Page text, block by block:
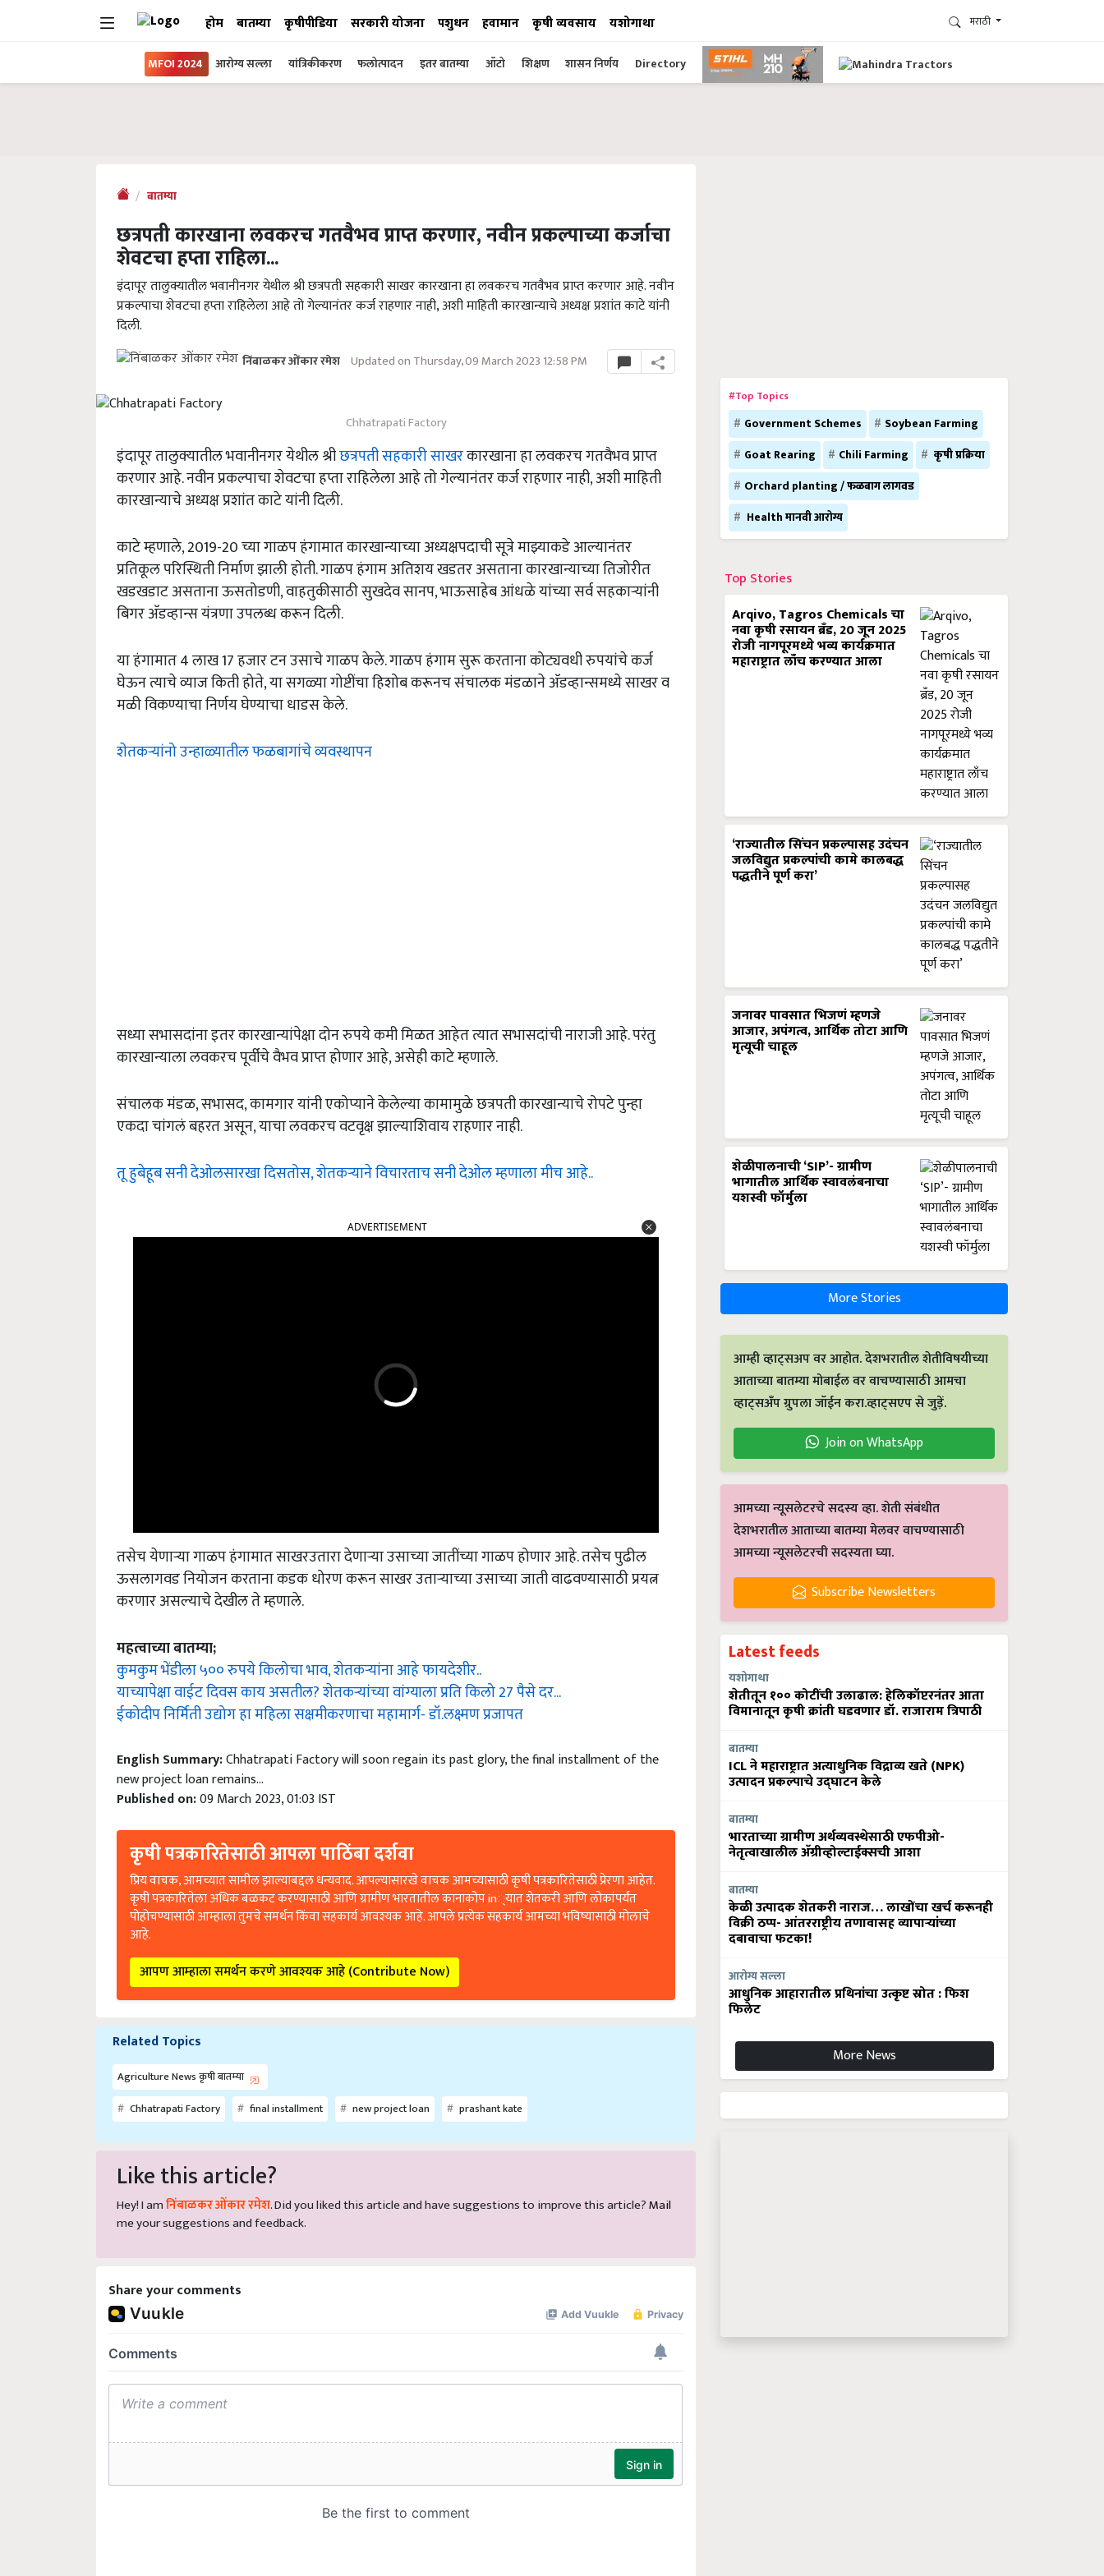
होम बातम्या कृषीपीडिया सरकारी योजना पशुधन हवामान कृषी व्यवसाय यशोगाथा मराठी
MFOI 2024 आरोग्य सल्ला यांत्रिकीकरण फलोत्पादन इतर बातम्या ऑटो शिक्षण शासन निर्णय Directory
बातम्या
छत्रपती कारखाना लवकरच गतवैभव प्राप्त करणार, नवीन प्रकल्पाच्या कर्जाचा
शेवटचा हप्ता राहिला...
इंदापूर तालुक्यातील भवानीनगर येथील श्री छत्रपती सहकारी साखर कारखाना हा लवकरच गतवैभव प्राप्त करणार आहे. नवीन
प्रकल्पाचा शेवटचा हप्ता राहिलेला आहे तो गेल्यानंतर कर्ज राहणार नाही, अशी माहिती कारखान्याचे अध्यक्ष प्रशांत काटे यांनी
दिली.
निंबाळकर ओंकार रमेश Updated on Thursday, 09 March 2023 12:58 PM
Chhatrapati Factory
इंदापूर तालुक्यातील भवानीनगर येथील श्रीछत्रपती सहकारी साखरकारखाना हा लवकरच गतवैभव प्राप्त
करणार आहे. नवीन प्रकल्पाचा शेवटचा हप्ता राहिलेला आहे तो गेल्यानंतर कर्ज राहणार नाही, अशी माहिती
कारखान्याचे अध्यक्ष प्रशांत काटे यांनी दिली.
काटे म्हणाले, 2019-20 च्या गाळप हंगामात कारखान्याच्या अध्यक्षपदाची सूत्रे माझ्याकडे आल्यानंतर
प्रतिकूल परिस्थिती निर्माण झाली होती. गाळप हंगाम अतिशय खडतर असताना कारखान्याच्या तिजोरीत
खडखडाट असताना ऊसतोडणी, वाहतुकीसाठी सुखदेव सानप, भाऊसाहेब आंधळे यांच्या सर्व सहकार्‍यांनी
बिगर अ‍ॅडव्हान्स यंत्रणा उपलब्ध करून दिली.
या हंगामात 4 लाख 17 हजार टन उसाचे गाळप केले. गाळप हंगाम सुरू करताना कोट्यवधी रुपयांचे कर्ज
घेऊन त्याचे व्याज किती होते, या सगळ्या गोष्टींचा हिशोब करूनच संचालक मंडळाने अ‍ॅडव्हान्समध्ये साखर व
मळी विकण्याचा निर्णय घेण्याचा धाडस केले.
शेतकऱ्यांनो उन्हाळ्यातील फळबागांचे व्यवस्थापन
सध्या सभासदांना इतर कारखान्यांपेक्षा दोन रुपये कमी मिळत आहेत त्यात सभासदांची नाराजी आहे. परंतु
कारखान्याला लवकरच पूर्वीचे वैभव प्राप्त होणार आहे, असेही काटे म्हणाले.
संचालक मंडळ, सभासद, कामगार यांनी एकोप्याने केलेल्या कामामुळे छत्रपती कारखान्याचे रोपटे पुन्हा
एकदा चांगलं बहरत असून, याचा लवकरच वटवृक्ष झाल्याशिवाय राहणार नाही.
तू हुबेहूब सनी देओलसारखा दिसतोस, शेतकऱ्याने विचारताच सनी देओल म्हणाला मीच आहे..
तसेच येणार्‍या गाळप हंगामात साखरउतारा देणार्‍या उसाच्या जातींच्या गाळप होणार आहे. तसेच पुढील
ऊसलागवड नियोजन करताना कडक धोरण करून साखर उतार्‍याच्या उसाच्या जाती वाढवण्यासाठी प्रयत्न
करणार असल्याचे देखील ते म्हणाले.
महत्वाच्या बातम्या;
कुमकुम भेंडीला ५०० रुपये किलोचा भाव, शेतकऱ्यांना आहे फायदेशीर..
याच्यापेक्षा वाईट दिवस काय असतील? शेतकऱ्यांच्या वांग्याला प्रति किलो 27 पैसे दर...
ईकोदीप निर्मिती उद्योग हा महिला सक्षमीकरणाचा महामार्ग- डॉ.लक्ष्मण प्रजापत
English Summary: Chhatrapati Factory will soon regain its past glory, the final installment of the
new project loan remains...
Published on:09 March 2023, 01:03 IST
कृषी पत्रकारितेसाठी आपला पाठिंबा दर्शवा
प्रिय वाचक, आमच्यात सामील झाल्याबद्दल धन्यवाद. आपल्यासारखे वाचक आमच्यासाठी कृषी पत्रकारितेसाठी प्रेरणा आहेत.
कृषी पत्रकारितेला अधिक बळकट करण्यासाठी आणि ग्रामीण भारतातील कानाकोप in्यात शेतकरी आणि लोकांपर्यंत
पोहोचण्यासाठी आम्हाला तुमचे समर्थन किंवा सहकार्य आवश्यक आहे. आपले प्रत्येक सहकार्य आमच्या भविष्यासाठी मोलाचे
आहे.
आपण आम्हाला समर्थन करणे आवश्यक आहे (Contribute Now)
Related Topics
Agriculture News कृषी बातम्या
Chhatrapati Factory
final installment new project loan prashant kate
Like this article?
Hey! I am निंबाळकर ओंकार रमेश . Did you liked this article and have suggestions to improve this article? Mail
me your suggestions and feedback.
Share your comments
#Top Topics
Government Schemes
Soybean Farming
Goat Rearing
Chili Farming
कृषी प्रक्रिया
Orchard planting / फळबाग लागवड
Health मानवी आरोग्य
Top Stories
Arqivo, Tagros Chemicals चा
नवा कृषी रसायन ब्रँड, 20 जून 2025
रोजी नागपूरमध्ये भव्य कार्यक्रमात
महाराष्ट्रात लाँच करण्यात आला
‘राज्यातील सिंचन प्रकल्पासह उदंचन
जलविद्युत प्रकल्पांची कामे कालबद्ध
पद्धतीने पूर्ण करा’
जनावर पावसात भिजणं म्हणजे
आजार, अपंगत्व, आर्थिक तोटा आणि
मृत्यूची चाहूल
शेळीपालनाची ‘SIP’- ग्रामीण
भागातील आर्थिक स्वावलंबनाचा
यशस्वी फॉर्मुला
More Stories
आम्ही व्हाट्सअप वर आहोत. देशभरातील शेतीविषयीच्या
आताच्या बातम्या मोबाईल वर वाचण्यासाठी आमचा
व्हाट्सअँप ग्रुपला जॉईन करा.व्हाट्सएप से जुड़ें.
Join on WhatsApp
आमच्या न्यूसलेटरचे सदस्य व्हा. शेती संबंधीत
देशभरातील आताच्या बातम्या मेलवर वाचण्यासाठी
आमच्या न्यूसलेटरची सदस्यता घ्या.
Subscribe Newsletters
Latest feeds
यशोगाथा
शेतीतून १०० कोटींची उलाढाल: हेलिकॉप्टरनंतर आता
विमानातून कृषी क्रांती घडवणार डॉ. राजाराम त्रिपाठी
बातम्या
ICL ने महाराष्ट्रात अत्याधुनिक विद्राव्य खते (NPK)
उत्पादन प्रकल्पाचे उद्घाटन केले
बातम्या
भारताच्या ग्रामीण अर्थव्यवस्थेसाठी एफपीओ-
नेतृत्वाखालील अ‍ॅग्रीव्होल्टाईक्सची आशा
बातम्या
केळी उत्पादक शेतकरी नाराज… लाखोंचा खर्च करूनही
विक्री ठप्प- आंतरराष्ट्रीय तणावासह व्यापाऱ्यांच्या
दबावाचा फटका!
आरोग्य सल्ला
आधुनिक आहारातील प्रथिनांचा उत्कृष्ट स्रोत : फिश
फिलेट
More News